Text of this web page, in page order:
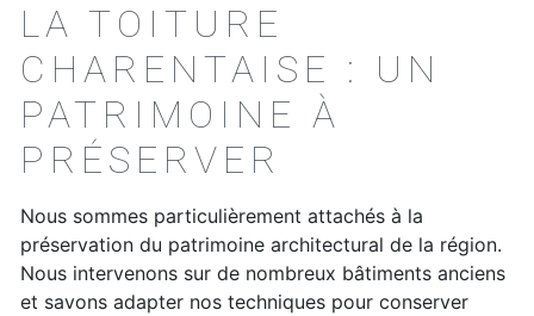
LA TOITURE
CHARENTAISE : UN
PATRIMOINE À
PRÉSERVER
Nous sommes particulièrement attachés à la
préservation du patrimoine architectural de la région.
Nous intervenons sur de nombreux bâtiments anciens
et savons adapter nos techniques pour conserver